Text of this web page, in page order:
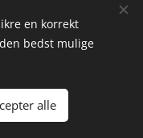
8850 Bjerringbro.
en korrekt
bedst mulige
alle